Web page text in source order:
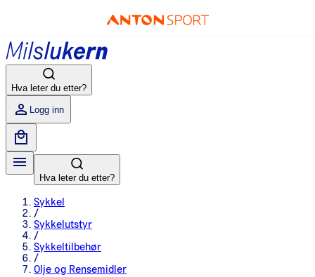
Hva leter du etter?
Logg inn
Hva leter du etter?
Sykkel
/
Sykkelutstyr
/
Sykkeltilbehør
/
Olje og Rensemidler